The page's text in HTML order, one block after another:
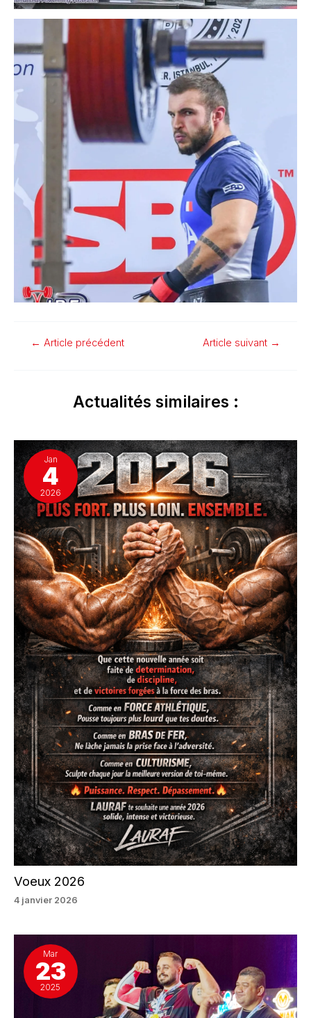
← Article précédent Article suivant →
Actualités similaires :
Jan
4
2026
Voeux 2026
4 janvier 2026
Mar
23
2025